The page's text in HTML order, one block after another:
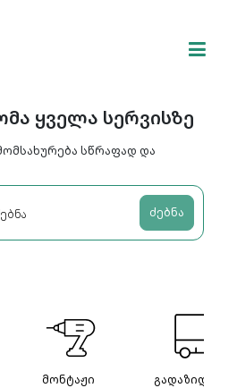
ყველა სერვისზე
სწრაფად და
ძებნა
მონტაჟი გადაზიდვები